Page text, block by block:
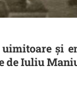
și
de Iuliu